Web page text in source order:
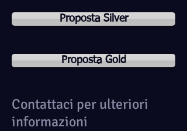
Proposta Silver
Proposta Gold
Contattaci per ulteriori
informazioni